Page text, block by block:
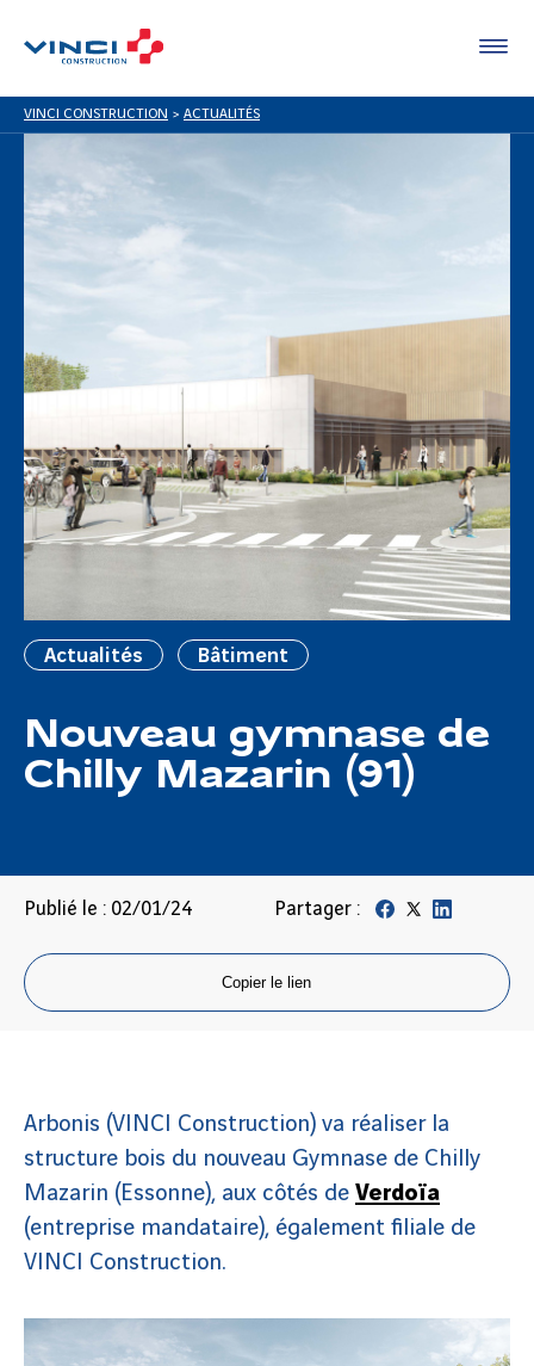
VINCI CONSTRUCTION > ACTUALITÉS
Actualités Bâtiment
Nouveau gymnase de
Chilly Mazarin (91)
Publié le : 02/01/24 Partager :
Copier le lien
Arbonis (VINCI Construction) va réaliser la
structure bois du nouveau Gymnase de Chilly
Mazarin (Essonne), aux côtés de Verdoïa
(entreprise mandataire), également filiale de
VINCI Construction.